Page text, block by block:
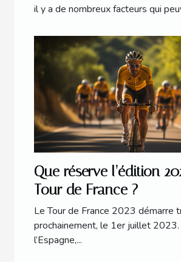
il y a de nombreux facteurs qui
Que réserve l’édition
Tour de France ?
Le Tour de France 2023 démarre
prochainement, le 1er juillet
l’Espagne,...